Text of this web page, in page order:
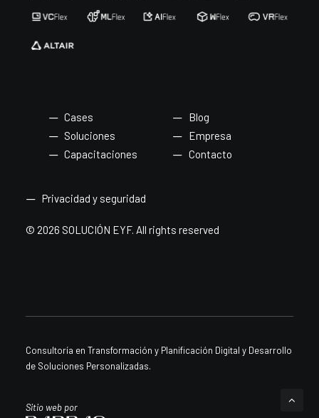
Cases
Soluciones
Capacitaciones
Blog
Empresa
Contacto
Privacidad y seguridad
© 2026 SOLUCIÓN EYF. All rights reserved
Consultoría en Transformación y Planificación Digital y Desarrollo
de Soluciones Personalizadas.
Sitio web por